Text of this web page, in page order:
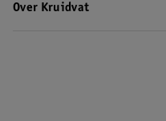
Over Kruidvat